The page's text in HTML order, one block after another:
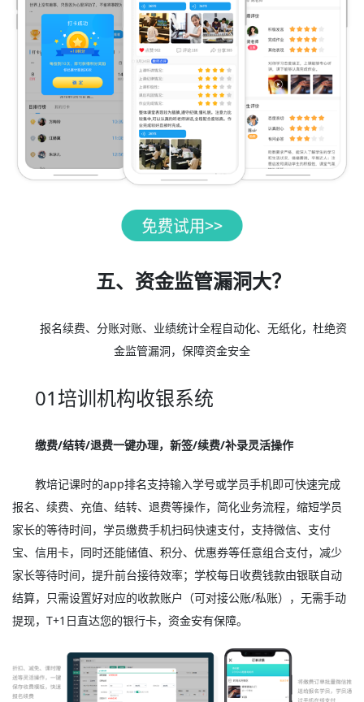
五、资金监管漏洞大？
报名续费、分账对账、业绩统计全程自动化、无纸化，杜绝资
金监管漏洞，保障资金安全
01培训机构收银系统
缴费/结转/退费一键办理，新签/续费/补录灵活操作
教培记课时的app排名支持输入学号或学员手机即可快速完成
报名、续费、充值、结转、退费等操作，简化业务流程，缩短学员
家长的等待时间，学员缴费手机扫码快速支付，支持微信、支付
宝、信用卡，同时还能储值、积分、优惠券等任意组合支付，减少
家长等待时间，提升前台接待效率；学校每日收费钱款由银联自动
结算，只需设置好对应的收款账户（可对接公账/私账），无需手动
提现，T+1日直达您的银行卡，资金安有保障。